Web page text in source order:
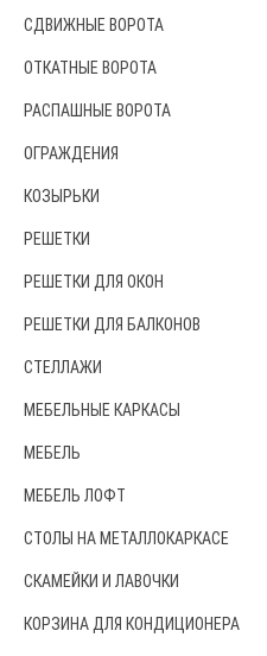
СДВИЖНЫЕ ВОРОТА
ОТКАТНЫЕ ВОРОТА
РАСПАШНЫЕ ВОРОТА
ОГРАЖДЕНИЯ
КОЗЫРЬКИ
РЕШЕТКИ
РЕШЕТКИ ДЛЯ ОКОН
РЕШЕТКИ ДЛЯ БАЛКОНОВ
СТЕЛЛАЖИ
МЕБЕЛЬНЫЕ КАРКАСЫ
МЕБЕЛЬ
МЕБЕЛЬ ЛОФТ
СТОЛЫ НА МЕТАЛЛОКАРКАСЕ
СКАМЕЙКИ И ЛАВОЧКИ
КОРЗИНА ДЛЯ КОНДИЦИОНЕРА